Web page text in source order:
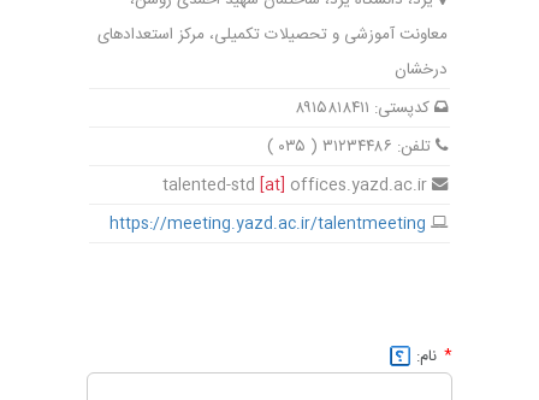
معاونت آموزشی و تحصیلات تکمیلی، مرکز استعدادهای
درخشان
کدپستی: ۸۹۱۵۸۱۸۴۱۱
تلفن: ۳۱۲۳۴۴۸۶ ( ۰۳۵ )
[at] offices.yazd.ac.ir
https://meeting.yazd.ac.ir/talentmeeting
نام: